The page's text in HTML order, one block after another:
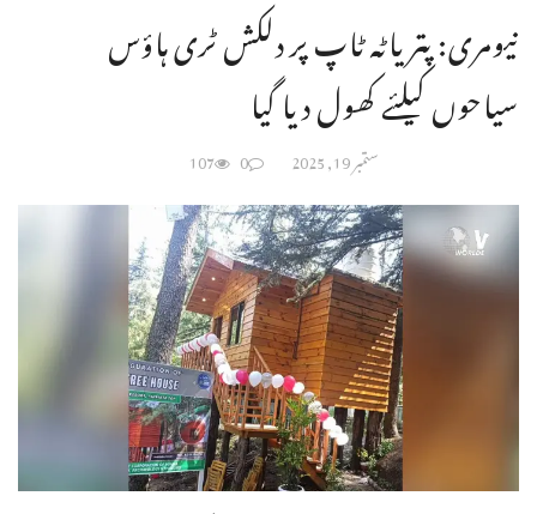
نیومری: پتریاٹہ ٹاپ پر دلکش ٹری ہاؤس
سیاحوں کیلئے کھول دیا گیا
ستمبر 19, 2025 0
107